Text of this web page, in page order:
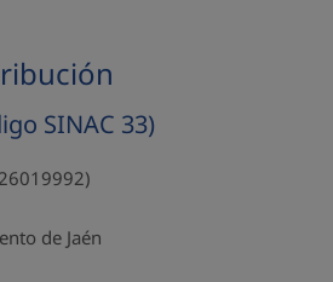
SINAC 33)
de Jaén